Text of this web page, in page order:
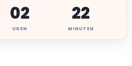
02
UREN
22
MINUTEN